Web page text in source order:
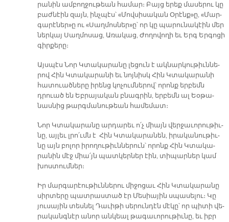
րա­նին ամ­բող­ջու­թեան հա­մար։ Բայց ե­րեք մա­սե­րու կը
բաժ­նէին զայն, ինչ­պէս՝ «Մով­սի­սա­կան Օ­րէնք»ը, «Մար­
գա­րէ­ներ»ը ու «Սաղ­մոս­ներ»ը՝ որ կը պա­րու­նա­կէին մեր
ներ­կայ Սաղ­մո­սաց, Ա­ռա­կաց, Ժո­ղո­վո­ղի եւ Երգ Եր­գո­ցի
գիր­քե­րը։
Այս­պէս Նոր Կտա­կա­րա­նը լե­ցուն է ակ­նար­կու­թիւն­նե­
րով Հին Կտա­կա­րա­նի եւ նոյ­նիսկ Հին Կտա­կա­րա­նի
հա­տուած­նե­րը ի­րենց կո­չում­նե­րով՝ ո­րոնք եր­բեմն
դրուած են Եբ­րա­յա­կան բնագ­րին, եր­բեմն ալ Եօ­թա­
նաս­նից թարգ­մա­նու­թեան հա­մե­մատ։
Նոր Կտա­կա­րա­նը ար­դա­րեւ ո՛չ միայն վեր­ջա­ւո­րու­թիւ­
նը, այ­լեւ լրո՛ւմն է Հին Կտա­կա­րա­նեն, ի­րա­կա­նու­թիւ­
նը այն բո­լոր ի­րո­ղու­թիւն­նե­րուն՝ ո­րոնք Հին Կտա­կա­
րա­նին մէջ միա՛յն պատ­կեր­ներ էին, տի­պար­ներ կամ
խոս­տում­ներ։
Իր մար­գա­րէու­թիւն­նե­րու մի­ջո­ցաւ Հին Կտա­կա­րա­նը
սիր­տե­րը պատ­րաս­տած էր Մե­սիա­յին սպա­սե­լու։ Կը
յու­սա­յին տես­նել Դա­ւի­թի սե­րուն­դէն մէ­կը՝ որ պի­տի վե­
րա­կանգ­նէր ա­նոր ան­կեալ թա­գա­ւո­րու­թիւ­նը, եւ իբր